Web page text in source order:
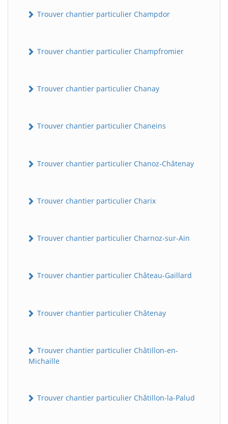
Trouver chantier particulier Champdor
Trouver chantier particulier Champfromier
Trouver chantier particulier Chanay
Trouver chantier particulier Chaneins
Trouver chantier particulier Chanoz-Châtenay
Trouver chantier particulier Charix
Trouver chantier particulier Charnoz-sur-Ain
Trouver chantier particulier Château-Gaillard
Trouver chantier particulier Châtenay
Trouver chantier particulier Châtillon-en-
Michaille
Trouver chantier particulier Châtillon-la-Palud